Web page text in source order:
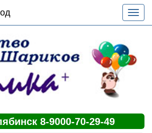
меню
8-9000-70-29-49